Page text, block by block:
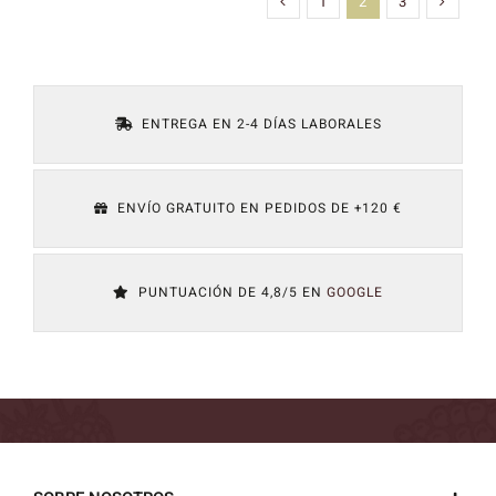
ENTREGA EN 2-4 DÍAS LABORALES
ENVÍO GRATUITO EN PEDIDOS DE +120 €
PUNTUACIÓN DE 4,8/5 EN GOOGLE